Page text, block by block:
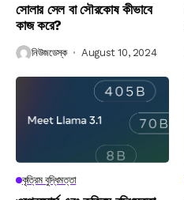
সোলার সেল বা সৌরকোষ কীভাবে
কাজ করে?
নিউজডেস্ক August 10, 2024
কৃত্রিম বুদ্ধিমত্তা